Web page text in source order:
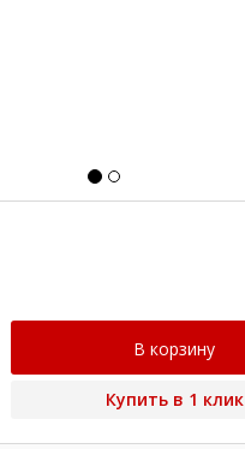
В корзину
Купить в 1 клик